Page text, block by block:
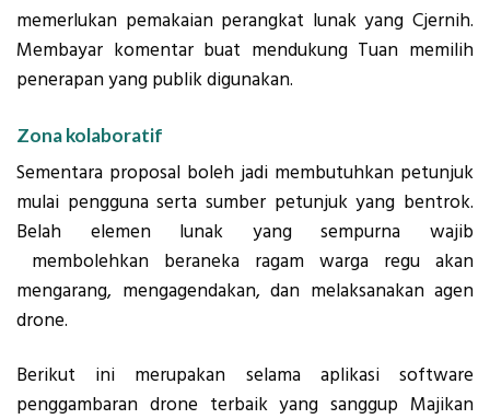
memerlukan pemakaian perangkat lunak yang Cjernih.
Membayar komentar buat mendukung Tuan memilih
penerapan yang publik digunakan.
Zona kolaboratif
Sementara proposal boleh jadi membutuhkan petunjuk
mulai pengguna serta sumber petunjuk yang bentrok.
Belah elemen lunak yang sempurna wajib
membolehkan beraneka ragam warga regu akan
mengarang, mengagendakan, dan melaksanakan agen
drone.
Berikut ini merupakan selama aplikasi software
penggambaran drone terbaik yang sanggup Majikan